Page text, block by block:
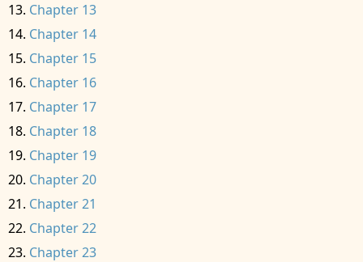
Chapter 13
Chapter 14
Chapter 15
Chapter 16
Chapter 17
Chapter 18
Chapter 19
Chapter 20
Chapter 21
Chapter 22
Chapter 23